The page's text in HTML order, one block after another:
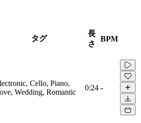
タグ
長
さ
BPM
Cello, Piano,
Wedding, Romantic
0:24 -